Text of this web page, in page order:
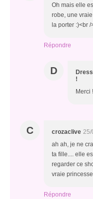
Oh mais elle
robe, une
la porter :)<br
Répondre
D
!
Merci !
C crozaclive 25/
ah ah, je ne
ta fille.... elle
regarder ce
vraie
Répondre